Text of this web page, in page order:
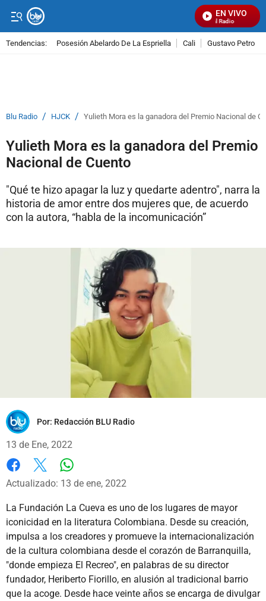
EN VIVO
Señal Visual Radio
Tendencias: Posesión Abelardo De La Espriella Cali Gustavo Petro
Blu Radio / HJCK / Yulieth Mora es la ganadora del Premio Nacional de
Yulieth Mora es la ganadora del Premio
Nacional de Cuento
"Qué te hizo apagar la luz y quedarte adentro", narra la
historia de amor entre dos mujeres que, de acuerdo
con la autora, “habla de la incomunicación”
Por: Redacción BLU Radio
13 de Ene, 2022
Facebook
X
Actualizado: 13 de ene, 2022
La Fundación La Cueva es uno de los lugares de mayor
iconicidad en la literatura Colombiana. Desde su creación,
impulsa a los creadores y promueve la internacionalización
de la cultura colombiana desde el corazón de Barranquilla,
"donde empieza El Recreo", en palabras de su director
fundador, Heriberto Fiorillo, en alusión al tradicional barrio
que la acoge. Desde hace veinte años se encarga de divulgar